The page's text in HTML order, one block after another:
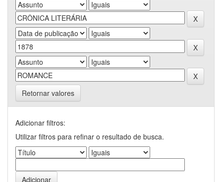
Retornar valores
Adicionar filtros:
Utilizar filtros para refinar o resultado de busca.